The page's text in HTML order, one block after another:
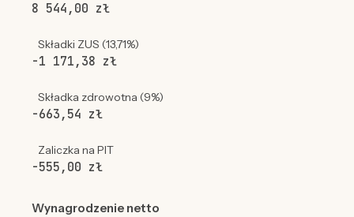
8 544,00 zł
Składki ZUS (13,71%)
-1 171,38 zł
Składka zdrowotna (9%)
-663,54 zł
Zaliczka na PIT
-555,00 zł
Wynagrodzenie netto